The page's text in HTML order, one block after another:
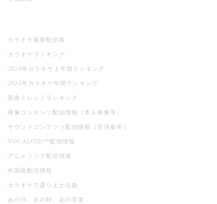
カラオケ最新配信曲
カラオケランキング
2026年カラオケ上半期ランキング
2025年カラオケ年間ランキング
新曲トレンドランキング
映像コンテンツ配信情報（本人映像等）
サウンドコンテンツ配信情報（生演奏等）
VOCALOID™配信情報
アニメソング配信情報
外国曲配信情報
カラオケで盛り上がる曲
あの日、あの時、あの音楽。